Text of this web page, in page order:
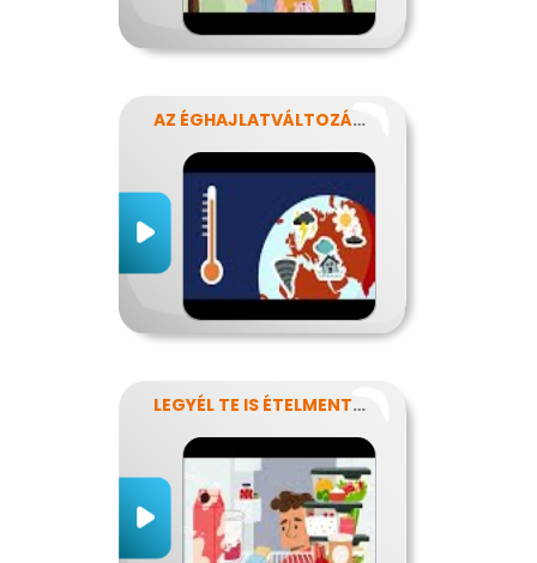
AZ ÉGHAJLATVÁLTOZÁS HATÁSA AZ ÉLELMISZER-ELLÁTÁSRA
LEGYÉL TE IS ÉTELMENTŐ!